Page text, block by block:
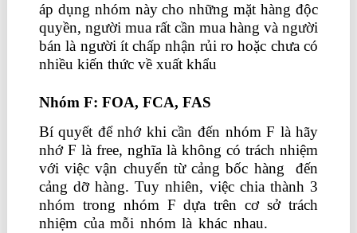
áp dụng nhóm này cho những mặt hàng độc
quyền, người mua rất cần mua hàng và người
bán là người ít chấp nhận rủi ro hoặc chưa có
nhiều kiến thức về xuất khẩu
Nhóm F: FOA, FCA, FAS
Bí quyết để nhớ khi cần đến nhóm F là hãy
nhớ F là free, nghĩa là không có trách nhiệm
với việc vận chuyển từ cảng bốc hàng đến
cảng dỡ hàng. Tuy nhiên, việc chia thành 3
nhóm trong nhóm F dựa trên cơ sở trách
nhiệm của mỗi nhóm là khác nhau.